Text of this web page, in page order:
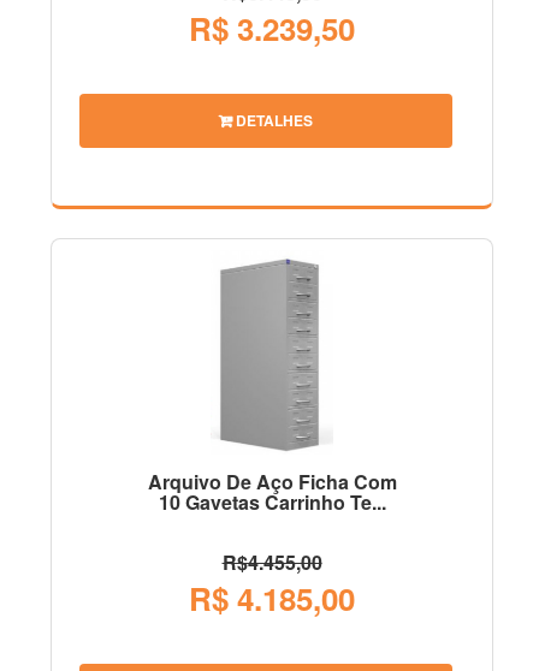
R$ 3.239,50
DETALHES
Arquivo De Aço Ficha Com
10 Gavetas Carrinho Te...
R$4.455,00
R$ 4.185,00